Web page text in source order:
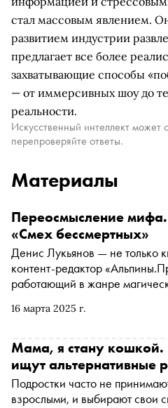
стал массовым явлением.
развитием индустрии
предлагает все более
захватывающие способы
— от иммерсивных шоу до
реальности.
Искусственный интеллект может
перепроверяйте ответы.
Материалы
16 марта 2025 г.
Переосмысление
«Смех бессмертных»
Денис Лукьянов — не только
контент-редактор
работающий в жанре
премии «Лицей». «Сноб»
Мама, я стану кошкой.
ищут альтернативные
Подростки часто не
взрослыми, и выбирают свои